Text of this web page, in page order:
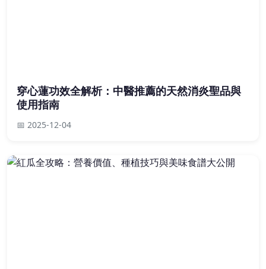
穿心蓮功效全解析：中醫推薦的天然消炎聖品與
使用指南
📅 2025-12-04